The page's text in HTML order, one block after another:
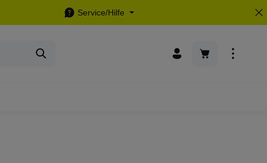
Service/Hilfe
Warenkorb